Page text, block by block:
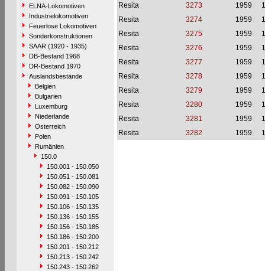
ELNA-Lokomotiven
Industrielokomotiven
Feuerlose Lokomotiven
Sonderkonstruktionen
SAAR (1920 - 1935)
DB-Bestand 1968
DR-Bestand 1970
Auslandsbestände
Belgien
Bulgarien
Luxemburg
Niederlande
Österreich
Polen
Rumänien
150.0
150.001 - 150.050
150.051 - 150.081
150.082 - 150.090
150.091 - 150.105
150.106 - 150.135
150.136 - 150.155
150.156 - 150.185
150.186 - 150.200
150.201 - 150.212
150.213 - 150.242
150.243 - 150.262
Resita
3273 1959
Resita
3274 1959
Resita
3275 1959
Resita
3276 1959
Resita
3277 1959
Resita
3278 1959
Resita
3279 1959
Resita
3280 1959
Resita
3281 1959
Resita
3282 1959